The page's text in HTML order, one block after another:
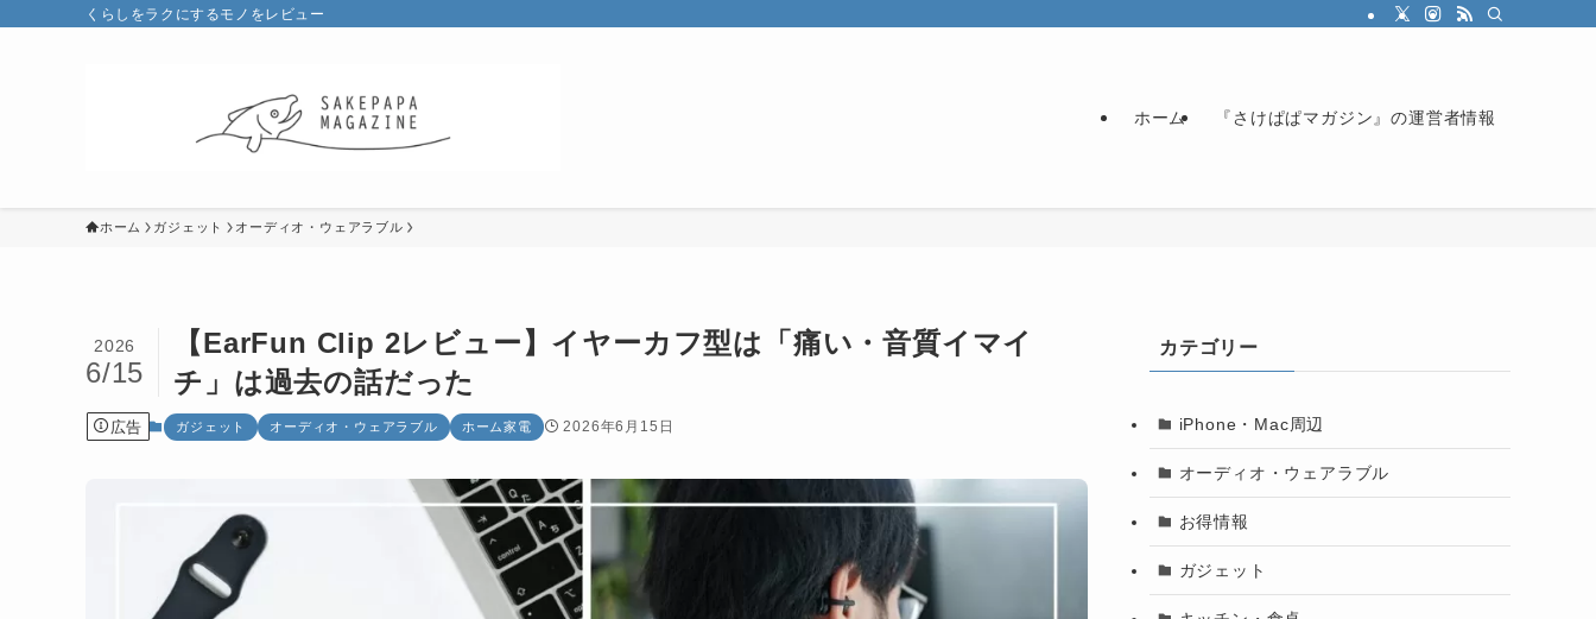
くらしをラクにするモノをレビュー
ホーム 『さけぱぱマガジン』の運営者情報
ホーム ガジェット オーディオ・ウェアラブル
【EarFun Clip 2レビュー】イヤーカフ型は「痛い・音質イマイ
チ」は過去の話だった
2026
6/15
広告 ガジェット オーディオ・ウェアラブル ホーム家電 2026年6月15日
カテゴリー
iPhone・Mac周辺
オーディオ・ウェアラブル
お得情報
ガジェット